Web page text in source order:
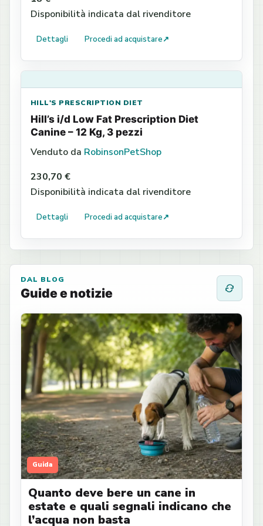
Disponibilità indicata dal rivenditore
Dettagli Procedi ad acquistare↗
HILL'S PRESCRIPTION DIET
Hill’s i/d Low Fat Prescription Diet
Canine – 12 Kg, 3 pezzi
Venduto da RobinsonPetShop
230,70 €
Disponibilità indicata dal rivenditore
Dettagli Procedi ad acquistare↗
DAL BLOG
Guide e notizie
Guida
Quanto deve bere un cane in
estate e quali segnali indicano che
l’acqua non basta